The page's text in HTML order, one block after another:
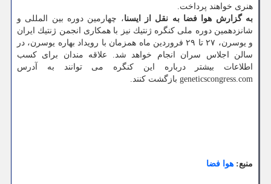
هنری خواهند پرداخت.
به گزارش هوا فضا به نقل از ایسنا، چهارمین دوره بین المللی و
شانزدهمین دوره ملی كنگره ژنتیك نیز با همكاری انجمن ژنتیك ایران
و یوسرن، ۲۷ تا ۲۹ فروردین ماه همزمان با رویداد بهاره یوسرن، در
سالن اجلاس سران انجام خواهد شد. علاقه مندان برای كسب
اطلاعات بیشتر درباره این كنگره می توانند به آدرس
geneticscongress.com بازگشت كنند.
منبع: هوا فضا